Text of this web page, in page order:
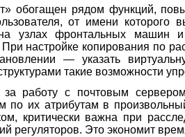
обогащен рядом функций,
от имени
узлах фронтальных машин и
настройке копирования по
— указать
такие возможности
за работу с почтовым
по их атрибутам в
критически важна при
регуляторов. Это экономит